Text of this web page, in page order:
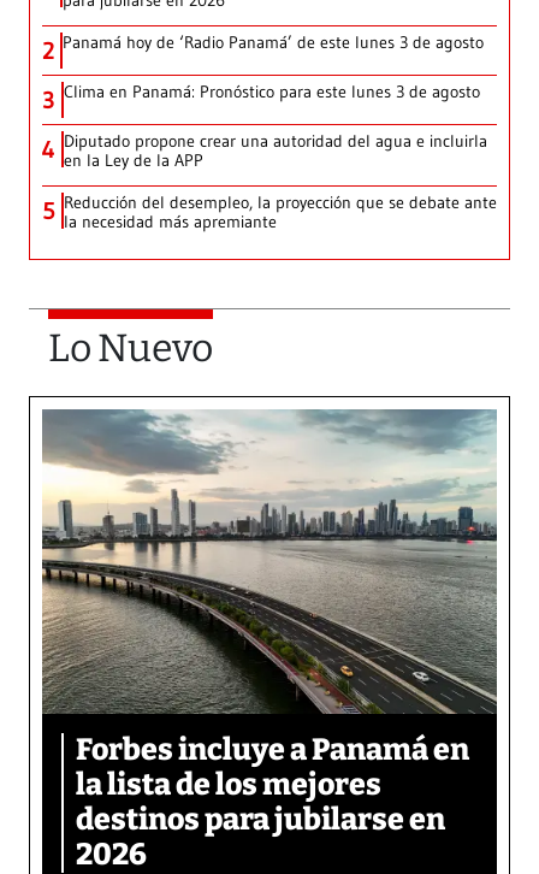
2 Panamá hoy de ‘Radio Panamá’ de este lunes 3 de agosto
3 Clima en Panamá: Pronóstico para este lunes 3 de agosto
4 Diputado propone crear una autoridad del agua e incluirla
en la Ley de la APP
5 Reducción del desempleo, la proyección que se debate ante
la necesidad más apremiante
Lo Nuevo
Forbes incluye a Panamá en
la lista de los mejores
destinos para jubilarse en
2026